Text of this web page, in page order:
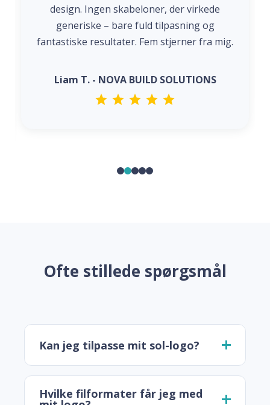
design. Ingen skabeloner, der virkede
generiske – bare fuld tilpasning og
fantastiske resultater. Fem stjerner fra mig.
Liam T. - NOVA BUILD SOLUTIONS
Ofte stillede spørgsmål
Kan jeg tilpasse mit sol-logo?
Hvilke filformater får jeg med